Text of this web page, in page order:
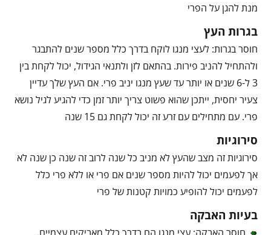
מנת להגן על הפרי
בגרות העץ
חוסר בגרות: לעצי מנגו לוקח בדרך כלל מספר שנים להתבגר
ולהתחיל להניב פירות. בהתאם לזן ולתנאי הגידול, יכול לקחת בין
3 ל-6 שנים או יותר עד שעץ מנגו יניב פרי. אם העץ שלך עדיין
צעיר יחסית, ייתכן שהוא פשוט צריך יותר זמן כדי להגיע לגיל נושא
פרי. עם מתחילים עם זרע זה יכול לקחת גם 15 שנה
סירוגיות
סירוגיות זה מצב שהעץ לא מניב כל שנה לרוב זה שנה כן שנה לא
אך לפעמים יכול להיות מספר שנים אם פרי או ללא פרי כלל
לפעמים יכול להופיע כמויות קטנות של פרי
בעיות האבקה